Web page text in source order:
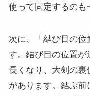
使って固定するのも
次に、「結び目の
す。結び目の位置が
長くなり、大剣の裏
があります。結ぶ前